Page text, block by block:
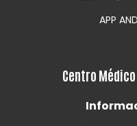
APP
Centro Médico